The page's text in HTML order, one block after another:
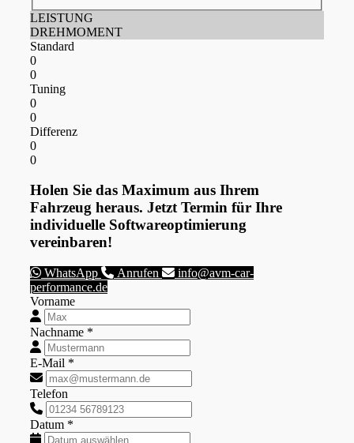
LEISTUNG
DREHMOMENT
Standard
0
0
Tuning
0
0
Differenz
0
0
Holen Sie das Maximum aus Ihrem
Fahrzeug heraus. Jetzt Termin für Ihre
individuelle Softwareoptimierung
vereinbaren!
WhatsApp Anrufen
info@avm-car-
performance.de
Vorname
Nachname *
E-Mail *
Telefon
Datum *